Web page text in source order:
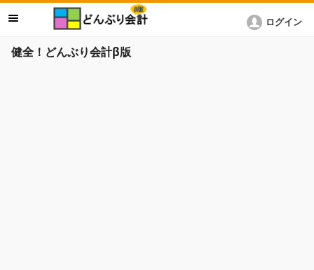
健全！どんぶり会計β版
ログイン